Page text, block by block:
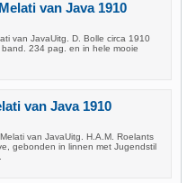
van Java 1910
van JavaUitg. D. Bolle circa 1910
234 pag. en in hele mooie
van Java 1910
van JavaUitg. H.A.M. Roelants
gebonden in linnen met Jugendstil